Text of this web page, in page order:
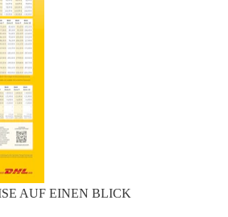
AUF EINEN BLICK